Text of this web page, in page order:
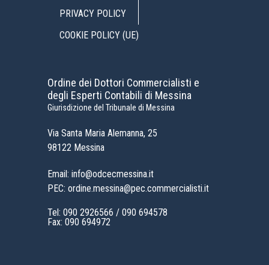
PRIVACY POLICY
COOKIE POLICY (UE)
Ordine dei Dottori Commercialisti e
degli Esperti Contabili di Messina
Giurisdizione del Tribunale di Messina
Via Santa Maria Alemanna, 25
98122 Messina
Email: info@odcecmessina.it
PEC: ordine.messina@pec.commercialisti.it
Tel: 090 2926566 / 090 694578
Fax: 090 694972